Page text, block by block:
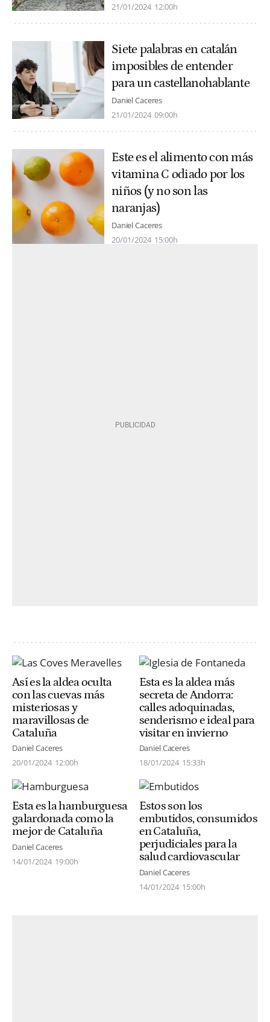
21/01/2024 12:00h
Siete palabras en catalán
imposibles de entender
para un castellanohablante
Daniel Caceres
21/01/2024 09:00h
Este es el alimento con más
vitamina C odiado por los
niños (y no son las
naranjas)
Daniel Caceres
20/01/2024 15:00h
Así es la aldea oculta
con las cuevas más
misteriosas y
maravillosas de
Cataluña
Daniel Caceres
20/01/2024 12:00h
Esta es la aldea más
secreta de Andorra:
calles adoquinadas,
senderismo e ideal para
visitar en invierno
Daniel Caceres
18/01/2024 15:33h
Esta es la hamburguesa
galardonada como la
mejor de Cataluña
Daniel Caceres
14/01/2024 19:00h
Estos son los
embutidos, consumidos
en Cataluña,
perjudiciales para la
salud cardiovascular
Daniel Caceres
14/01/2024 15:00h